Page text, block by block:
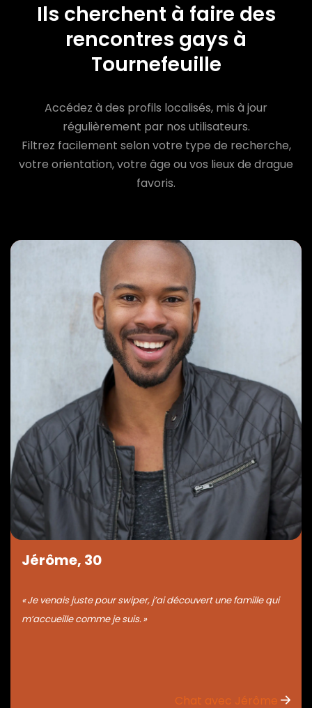
Ils cherchent à faire des
rencontres gays à
Tournefeuille
Accédez à des profils localisés, mis à jour
régulièrement par nos utilisateurs.
Filtrez facilement selon votre type de recherche,
votre orientation, votre âge ou vos lieux de drague
favoris.
Jérôme, 30
« Je venais juste pour swiper, j’ai découvert une famille qui
m’accueille comme je suis. »
Chat avec Jérôme